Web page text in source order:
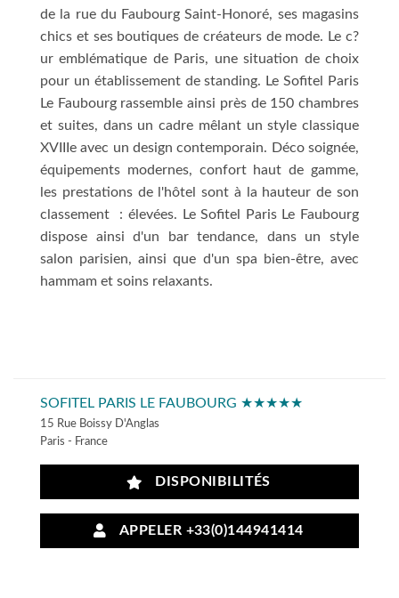
de la rue du Faubourg Saint-Honoré, ses magasins
chics et ses boutiques de créateurs de mode. Le c?
ur emblématique de Paris, une situation de choix
pour un établissement de standing. Le Sofitel Paris
Le Faubourg rassemble ainsi près de 150 chambres
et suites, dans un cadre mêlant un style classique
XVIIIe avec un design contemporain. Déco soignée,
équipements modernes, confort haut de gamme,
les prestations de l'hôtel sont à la hauteur de son
classement : élevées. Le Sofitel Paris Le Faubourg
dispose ainsi d'un bar tendance, dans un style
salon parisien, ainsi que d'un spa bien-être, avec
hammam et soins relaxants.
SOFITEL PARIS LE FAUBOURG ★★★★★
15 Rue Boissy D'Anglas
Paris - France
DISPONIBILITÉS
APPELER +33(0)144941414